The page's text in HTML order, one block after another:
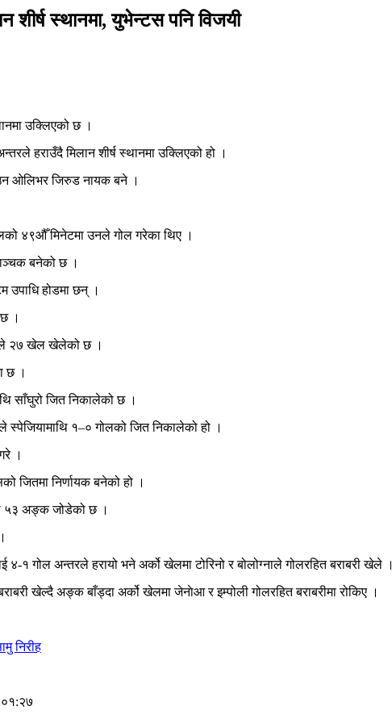
शीर्ष स्थानमा, युभेन्टस पनि विजयी
उक्लिएको छ ।
हराउँदै मिलान शीर्ष स्थानमा उक्लिएको हो ।
ओलिभर जिरुड नायक बने ।
४९औँ मिनेटमा उनले गोल गरेका थिए ।
बनेको छ ।
उपाधि होडमा छन् ।
।
२७ खेल खेलेको छ ।
छ ।
साँघुरो जित निकालेको छ ।
१–० गोलको जित निकालेको हो ।
।
जितमा निर्णायक बनेको हो ।
५३ अङ्क जोडेको छ ।
१ गोल अन्तरले हरायो भने अर्को खेलमा टोरिनो र बोलोग्नाले गोलरहित बराबरी खेले ।
खेल्दै अङ्क बाँड्दा अर्को खेलमा जेनाेआ र इम्पोली गोलरहित बराबरीमा रोकिए ।
निरीह